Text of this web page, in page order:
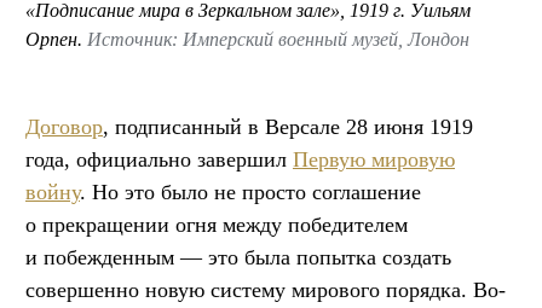
«Подписание мира в Зеркальном зале», 1919 г. Уильям
Орпен. Источник: Имперский военный музей, Лондон
Договор, подписанный в Версале 28 июня 1919
года, официально завершил Первую мировую
войну. Но это было не просто соглашение
о прекращении огня между победителем
и побежденным — это была попытка создать
совершенно новую систему мирового порядка. Во-